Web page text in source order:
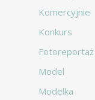
Komercyjnie
Konkurs
Fotoreportaż
Model
Modelka